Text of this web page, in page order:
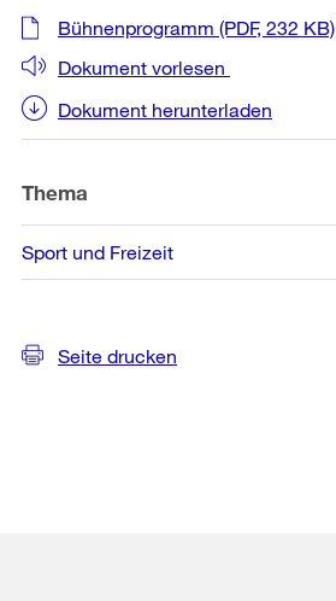
Weitere
Informationen
Bühnenprogramm (PDF, 232 KB)
Dokument vorlesen
Dokument herunterladen
Thema
Sport und Freizeit
Seite drucken